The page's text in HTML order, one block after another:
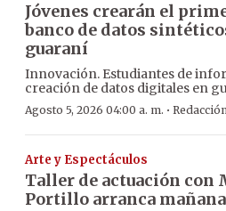
Jóvenes crearán el
banco de datos
guaraní
Innovación. Estudiantes de
creación de datos digitales en
Agosto 5, 2026 04:00 a. m. ·
Arte y Espectáculos
Taller de actuación con
Portillo arranca mañana